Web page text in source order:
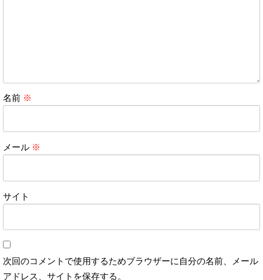
名前 ※
メール ※
サイト
次回のコメントで使用するためブラウザーに自分の名前、メール
アドレス、サイトを保存する。